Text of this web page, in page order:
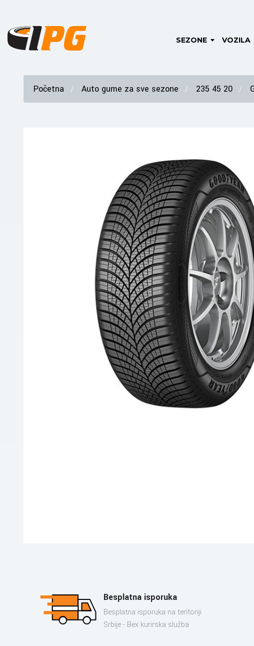
SEZONE VOZILA
Početna Auto gume za sve sezone 235 45 20
Besplatna isporuka
Besplatna isporuka na teritoriji
Srbije - Bex kurirska služba